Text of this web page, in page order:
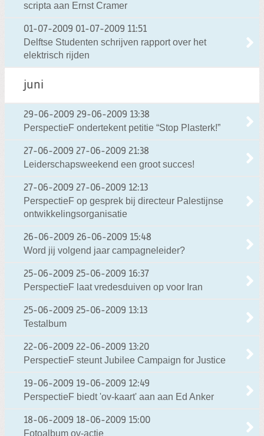
scripta aan Ernst Cramer
01-07-2009 01-07-2009 11:51
Delftse Studenten schrijven rapport over het
elektrisch rijden
juni
29-06-2009 29-06-2009 13:38
PerspectieF ondertekent petitie “Stop Plasterk!”
27-06-2009 27-06-2009 21:38
Leiderschapsweekend een groot succes!
27-06-2009 27-06-2009 12:13
PerspectieF op gesprek bij directeur Palestijnse
ontwikkelingsorganisatie
26-06-2009 26-06-2009 15:48
Word jij volgend jaar campagneleider?
25-06-2009 25-06-2009 16:37
PerspectieF laat vredesduiven op voor Iran
25-06-2009 25-06-2009 13:13
Testalbum
22-06-2009 22-06-2009 13:20
PerspectieF steunt Jubilee Campaign for Justice
19-06-2009 19-06-2009 12:49
PerspectieF biedt 'ov-kaart' aan aan Ed Anker
18-06-2009 18-06-2009 15:00
Fotoalbum ov-actie